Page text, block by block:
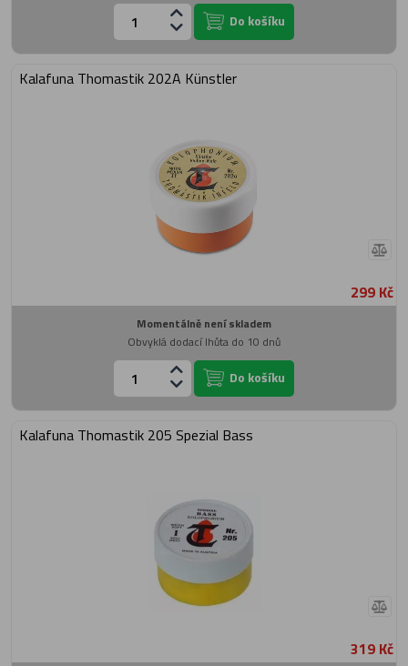
Do košíku
Kalafuna Thomastik 202A Künstler
299 Kč
Momentálně není skladem
Obvyklá dodací lhůta do 10 dnů
Do košíku
Kalafuna Thomastik 205 Spezial Bass
319 Kč